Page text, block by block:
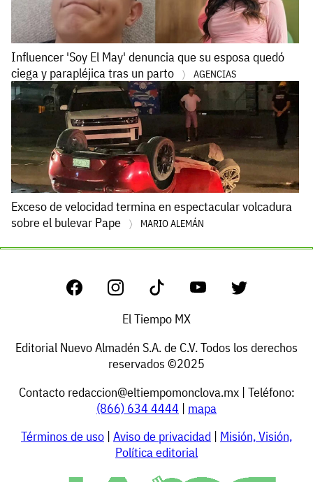
Influencer 'Soy El May' denuncia que su esposa quedó
ciega y parapléjica tras un parto
AGENCIAS
Exceso de velocidad termina en espectacular volcadura
sobre el bulevar Pape
MARIO ALEMÁN
El Tiempo MX
Editorial Nuevo Almadén S.A. de C.V. Todos los derechos
reservados ©2025
Contacto redaccion@eltiempomonclova.mx| Teléfono:
(866) 634 4444 | mapa
Términos de uso | Aviso de privacidad | Misión, Visión,
Política editorial